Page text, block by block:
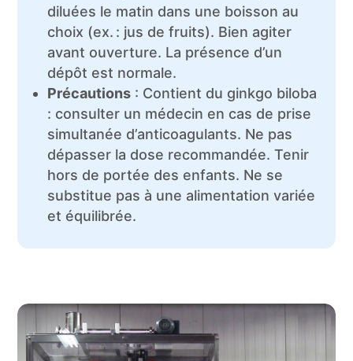
diluées le matin dans une boisson au
choix (ex. : jus de fruits). Bien agiter
avant ouverture. La présence d’un
dépôt est normale.
Précautions : Contient du ginkgo biloba
: consulter un médecin en cas de prise
simultanée d’anticoagulants. Ne pas
dépasser la dose recommandée. Tenir
hors de portée des enfants. Ne se
substitue pas à une alimentation variée
et équilibrée.